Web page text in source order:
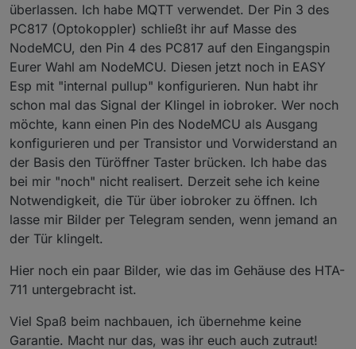
überlassen. Ich habe MQTT verwendet. Der Pin 3 des
PC817 (Optokoppler) schließt ihr auf Masse des
NodeMCU, den Pin 4 des PC817 auf den Eingangspin
Eurer Wahl am NodeMCU. Diesen jetzt noch in EASY
Esp mit "internal pullup" konfigurieren. Nun habt ihr
schon mal das Signal der Klingel in iobroker. Wer noch
möchte, kann einen Pin des NodeMCU als Ausgang
konfigurieren und per Transistor und Vorwiderstand an
der Basis den Türöffner Taster brücken. Ich habe das
bei mir "noch" nicht realisert. Derzeit sehe ich keine
Notwendigkeit, die Tür über iobroker zu öffnen. Ich
lasse mir Bilder per Telegram senden, wenn jemand an
der Tür klingelt.
Hier noch ein paar Bilder, wie das im Gehäuse des HTA-
711 untergebracht ist.
Viel Spaß beim nachbauen, ich übernehme keine
Garantie. Macht nur das, was ihr euch auch zutraut!